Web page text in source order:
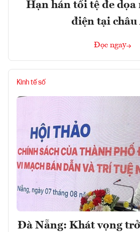
Hạn hán tồi tệ đe dọa
điện tại châu
Đọc ngay
Kinh tế số
Đà Nẵng: Khát vọng